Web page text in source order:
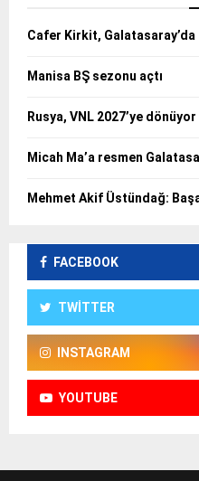
Cafer Kirkit, Galatasaray’da
Manisa BŞ sezonu açtı
Rusya, VNL 2027’ye dönüyor
Micah Ma’a resmen
Mehmet Akif Üstündağ:
FACEBOOK
TWITTER
INSTAGRAM
YOUTUBE